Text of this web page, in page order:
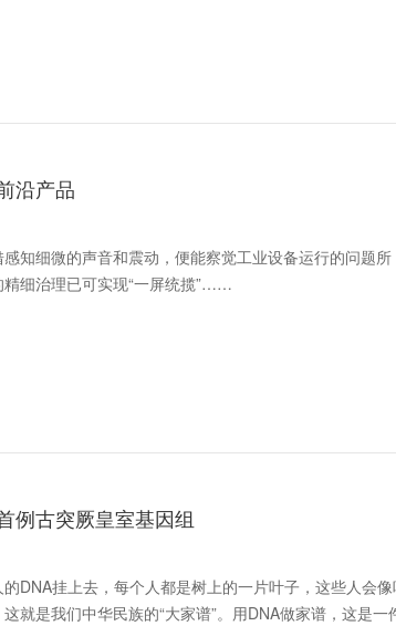
沿产品
知细微的声音和震动，便能察觉工业设备运行的问题所
细治理已可实现“一屏统揽”……
例古突厥皇室基因组
DNA挂上去，每个人都是树上的一片叶子，这些人会
就是我们中华民族的“大家谱”。用DNA做家谱，这是一